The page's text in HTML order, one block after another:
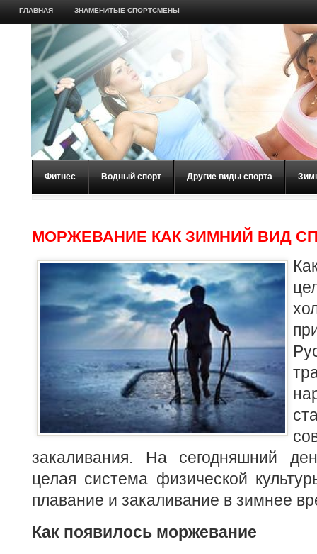
ГЛАВНАЯ ЗНАМЕНИТЫЕ СПОРТСМЕНЫ
Фитнес Водный спорт Другие виды спорта
МОРЖЕВАНИЕ КАК ЗИМНИЙ ВИД
закаливания. На сегодняшний
целая система физической
плавание и закаливание в зимнее
Как появилось моржевание